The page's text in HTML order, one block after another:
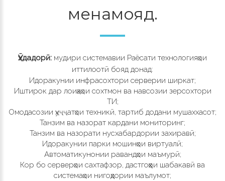
менамояд.
Ӯҳдадорӣ: мудири системавии Раёсати технологияҳои
иттилоотӣ бояд донад:
Идоракунии инфрасохтори серверии ширкат;
Иштирок дар лоиҳаҳои сохтмон ва навсозии зерсохтори
ТИ;
Омодасозии ҳуҷҷатҳои техникӣ, тартиб додани мушаххасот;
Танзим ва назорат кардани мониторинг;
Танзим ва назорати нусхабардории захиравӣ;
Идоракунии парки мошинҳои виртуалӣ;
Автоматикунонии равандҳои маъмурӣ;
Кор бо серверҳои сахтафзор, дастгоҳҳои шабакавӣ ва
системаҳои нигоҳдории маълумот;